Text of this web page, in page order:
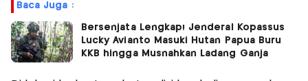
Baca Juga :
Bersenjata Lengkap! Jenderal Kopassus
Lucky Avianto Masuki Hutan Papua Buru
KKB hingga Musnahkan Ladang Ganja